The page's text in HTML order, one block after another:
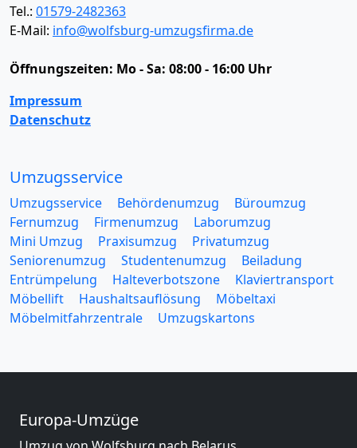
Tel.: 01579-2482363
E-Mail: info@wolfsburg-umzugsfirma.de
Öffnungszeiten: Mo - Sa: 08:00 - 16:00 Uhr
Impressum
Datenschutz
Umzugsservice
Umzugsservice Behördenumzug
Büroumzug
Fernumzug
Firmenumzug
Laborumzug
Mini Umzug
Praxisumzug
Privatumzug
Seniorenumzug
Studentenumzug
Beiladung
Entrümpelung
Halteverbotszone
Klaviertransport
Möbellift
Haushaltsauflösung
Möbeltaxi
Möbelmitfahrzentrale
Umzugskartons
Europa-Umzüge